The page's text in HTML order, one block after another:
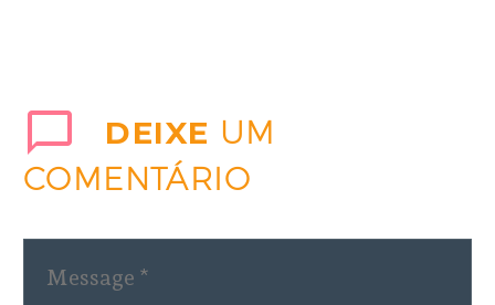
Regional Federal
da 1ª Região, em
DEIXE UM
COMENTÁRIO